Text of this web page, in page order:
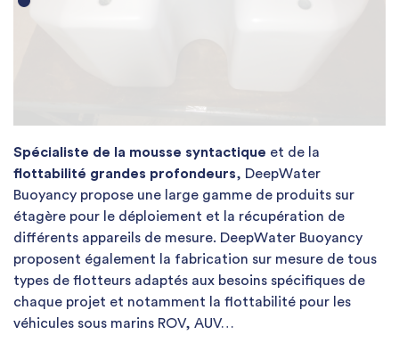
Spécialiste de la mousse syntactique et de la
flottabilité grandes profondeurs, DeepWater
Buoyancy propose une large gamme de produits sur
étagère pour le déploiement et la récupération de
différents appareils de mesure. DeepWater Buoyancy
proposent également la fabrication sur mesure de tous
types de flotteurs adaptés aux besoins spécifiques de
chaque projet et notamment la flottabilité pour les
véhicules sous marins ROV, AUV…